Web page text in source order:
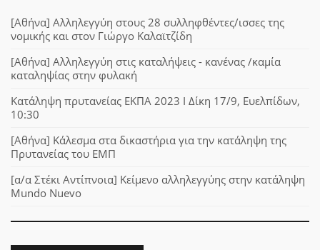
[Αθήνα] Αλληλεγγύη στους 28 συλληφθέντες/ισσες της
νομικής και στον Γιώργο Καλαϊτζίδη
[Αθήνα] Αλληλεγγύη στις καταλήψεις - κανένας /καμία
καταληψίας στην φυλακή
Κατάληψη πρυτανείας ΕΚΠΑ 2023 Ι Δίκη 17/9, Ευελπίδων,
10:30
[Αθήνα] Κάλεσμα στα δικαστήρια για την κατάληψη της
Πρυτανείας του ΕΜΠ
[α/α Στέκι Αντίπνοια] Κείμενο αλληλεγγύης στην κατάληψη
Mundo Nuevo